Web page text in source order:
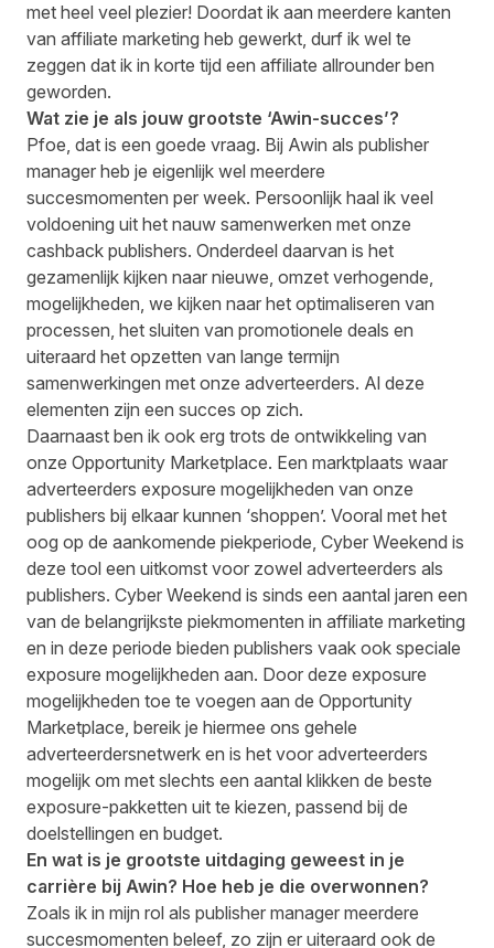
met heel veel plezier! Doordat ik aan meerdere kanten
van affiliate marketing heb gewerkt, durf ik wel te
zeggen dat ik in korte tijd een affiliate allrounder ben
geworden.
Wat zie je als jouw grootste ‘Awin-succes’?
Pfoe, dat is een goede vraag. Bij Awin als publisher
manager heb je eigenlijk wel meerdere
succesmomenten per week. Persoonlijk haal ik veel
voldoening uit het nauw samenwerken met onze
cashback publishers. Onderdeel daarvan is het
gezamenlijk kijken naar nieuwe, omzet verhogende,
mogelijkheden, we kijken naar het optimaliseren van
processen, het sluiten van promotionele deals en
uiteraard het opzetten van lange termijn
samenwerkingen met onze adverteerders. Al deze
elementen zijn een succes op zich.
Daarnaast ben ik ook erg trots de ontwikkeling van
onze Opportunity Marketplace. Een marktplaats waar
adverteerders exposure mogelijkheden van onze
publishers bij elkaar kunnen ‘shoppen’. Vooral met het
oog op de aankomende piekperiode, Cyber Weekend is
deze tool een uitkomst voor zowel adverteerders als
publishers. Cyber Weekend is sinds een aantal jaren een
van de belangrijkste piekmomenten in affiliate marketing
en in deze periode bieden publishers vaak ook speciale
exposure mogelijkheden aan. Door deze exposure
mogelijkheden toe te voegen aan de Opportunity
Marketplace, bereik je hiermee ons gehele
adverteerdersnetwerk en is het voor adverteerders
mogelijk om met slechts een aantal klikken de beste
exposure-pakketten uit te kiezen, passend bij de
doelstellingen en budget.
En wat is je grootste uitdaging geweest in je
carrière bij Awin? Hoe heb je die overwonnen?
Zoals ik in mijn rol als publisher manager meerdere
succesmomenten beleef, zo zijn er uiteraard ook de